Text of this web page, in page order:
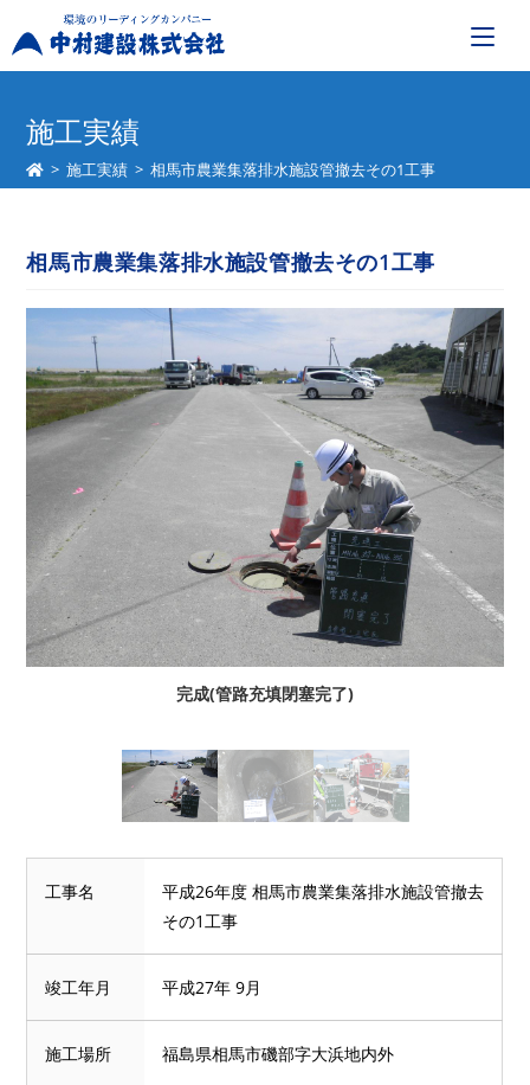
施工実績
> 施工実績 > 相馬市農業集落排水施設管撤去その1工事
相馬市農業集落排水施設管撤去その1工事
完成(管路充填閉塞完了)
工事名
平成26年度 相馬市農業集落排水施設管撤去
その1工事
竣工年月 平成27年 9月
施工場所 福島県相馬市磯部字大浜地内外